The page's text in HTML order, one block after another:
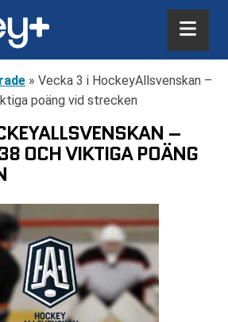
» Vecka 3 i HockeyAllsvenskan –
poäng vid strecken
–
OCH VIKTIGA POÄNG